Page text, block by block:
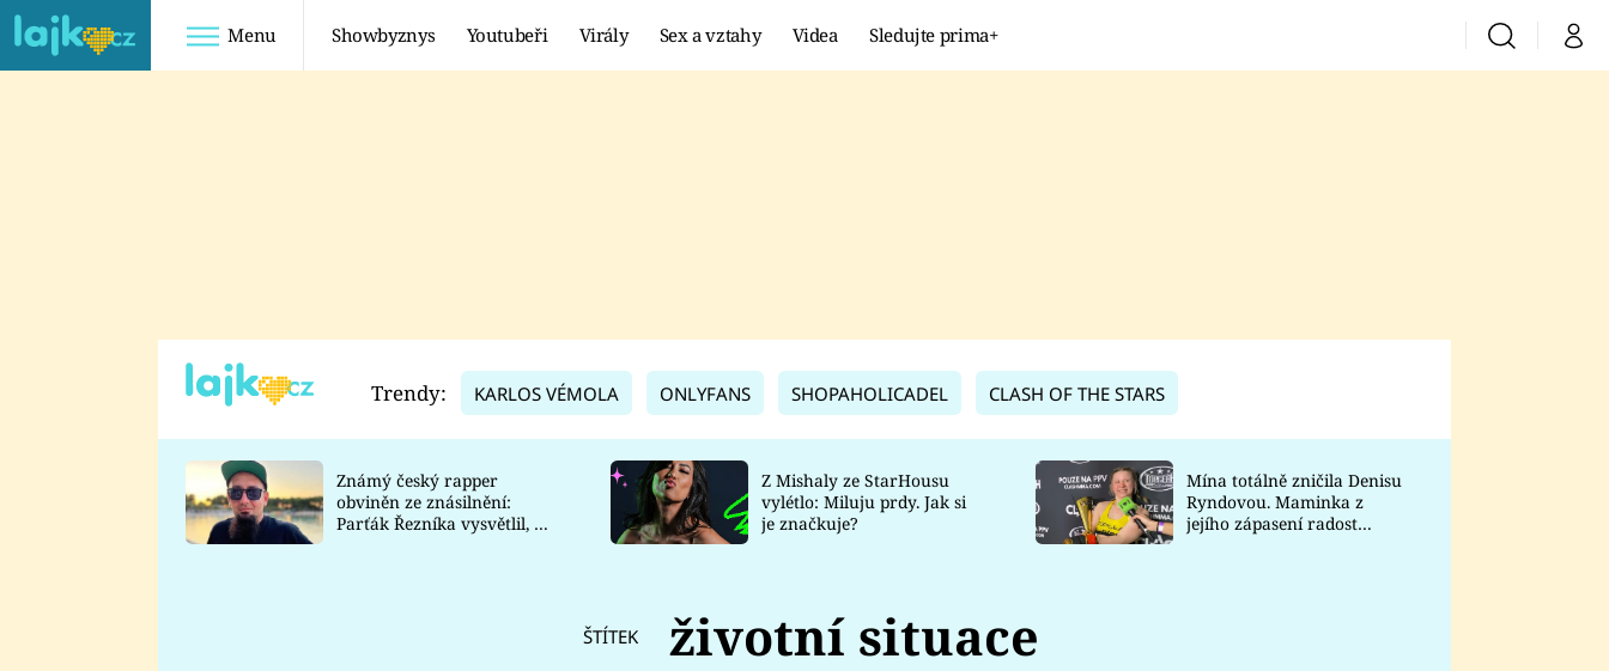
Menu Showbyznys Youtubeři Virály Sex a vztahy Videa Sledujte prima+ VyhledáváníMůj
TADEÁŠ KUBĚNKA
DATEL
Prima Lajk
Sledujte nás
Trendy: KARLOS VÉMOLA ONLYFANS SHOPAHOLICADEL CLASH OF THE STARS
Známý český rapper
obviněn ze znásilnění:
Parťák Řezníka vysvětlil, co
Z Mishaly ze StarHousu
vylétlo: Miluju prdy. Jak si
je značkuje?
Mína totálně zničila Denisu
Ryndovou. Maminka z
jejího zápasení radost
ŠTÍTEK životní situace